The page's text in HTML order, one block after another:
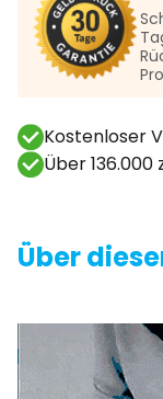
Kostenloser
Über
Über